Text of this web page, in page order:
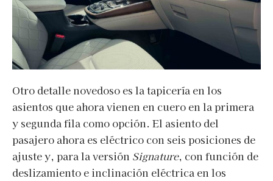
Otro detalle novedoso es la tapicería en los
asientos que ahora vienen en cuero en la primera
y segunda fila como opción. El asiento del
pasajero ahora es eléctrico con seis posiciones de
ajuste y, para la versión Signature, con función de
deslizamiento e inclinación eléctrica en los